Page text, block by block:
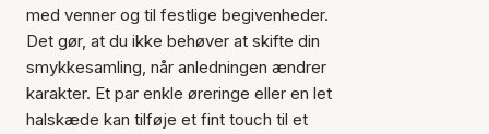
med venner og til festlige begivenheder.
Det gør, at du ikke behøver at skifte din
smykkesamling, når anledningen ændrer
karakter. Et par enkle øreringe eller en let
halskæde kan tilføje et fint touch til et